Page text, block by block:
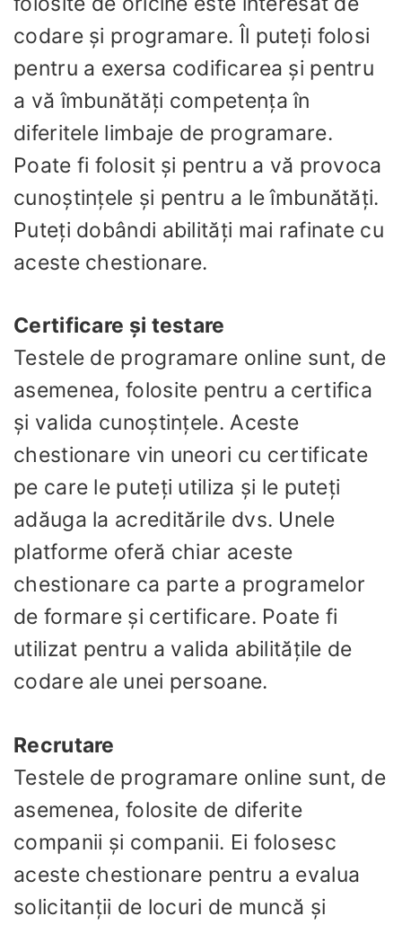
codare și programare. Îl puteți folosi
pentru a exersa codificarea și pentru
a vă îmbunătăți competența în
diferitele limbaje de programare.
Poate fi folosit și pentru a vă provoca
cunoștințele și pentru a le îmbunătăți.
Puteți dobândi abilități mai rafinate cu
aceste chestionare.
Certificare și testare
Testele de programare online sunt, de
asemenea, folosite pentru a certifica
și valida cunoștințele. Aceste
chestionare vin uneori cu certificate
pe care le puteți utiliza și le puteți
adăuga la acreditările dvs. Unele
platforme oferă chiar aceste
chestionare ca parte a programelor
de formare și certificare. Poate fi
utilizat pentru a valida abilitățile de
codare ale unei persoane.
Recrutare
Testele de programare online sunt, de
asemenea, folosite de diferite
companii și companii. Ei folosesc
aceste chestionare pentru a evalua
solicitanții de locuri de muncă și